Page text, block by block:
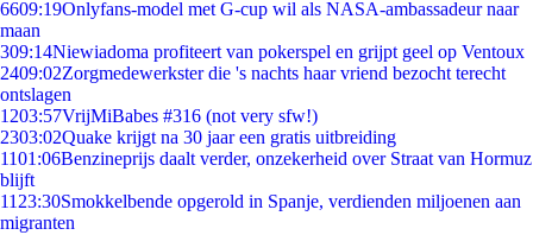
6609:19Onlyfans-model met G-cup wil als NASA-ambassadeur naar
maan
309:14Niewiadoma profiteert van pokerspel en grijpt geel op Ventoux
2409:02Zorgmedewerkster die 's nachts haar vriend bezocht terecht
ontslagen
1203:57VrijMiBabes #316 (not very sfw!)
2303:02Quake krijgt na 30 jaar een gratis uitbreiding
1101:06Benzineprijs daalt verder, onzekerheid over Straat van Hormuz
blijft
11 23:30Smokkelbende opgerold in Spanje, verdienden miljoenen aan
migranten